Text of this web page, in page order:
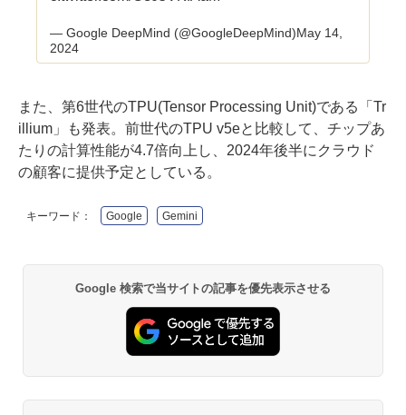
— Google DeepMind (@GoogleDeepMind)May 14,
2024
また、第6世代のTPU(Tensor Processing Unit)である「Tr
illium」も発表。前世代のTPU v5eと比較して、チップあ
たりの計算性能が4.7倍向上し、2024年後半にクラウド
の顧客に提供予定としている。
キーワード： Google Gemini
Google 検索で当サイトの記事を優先表示させる